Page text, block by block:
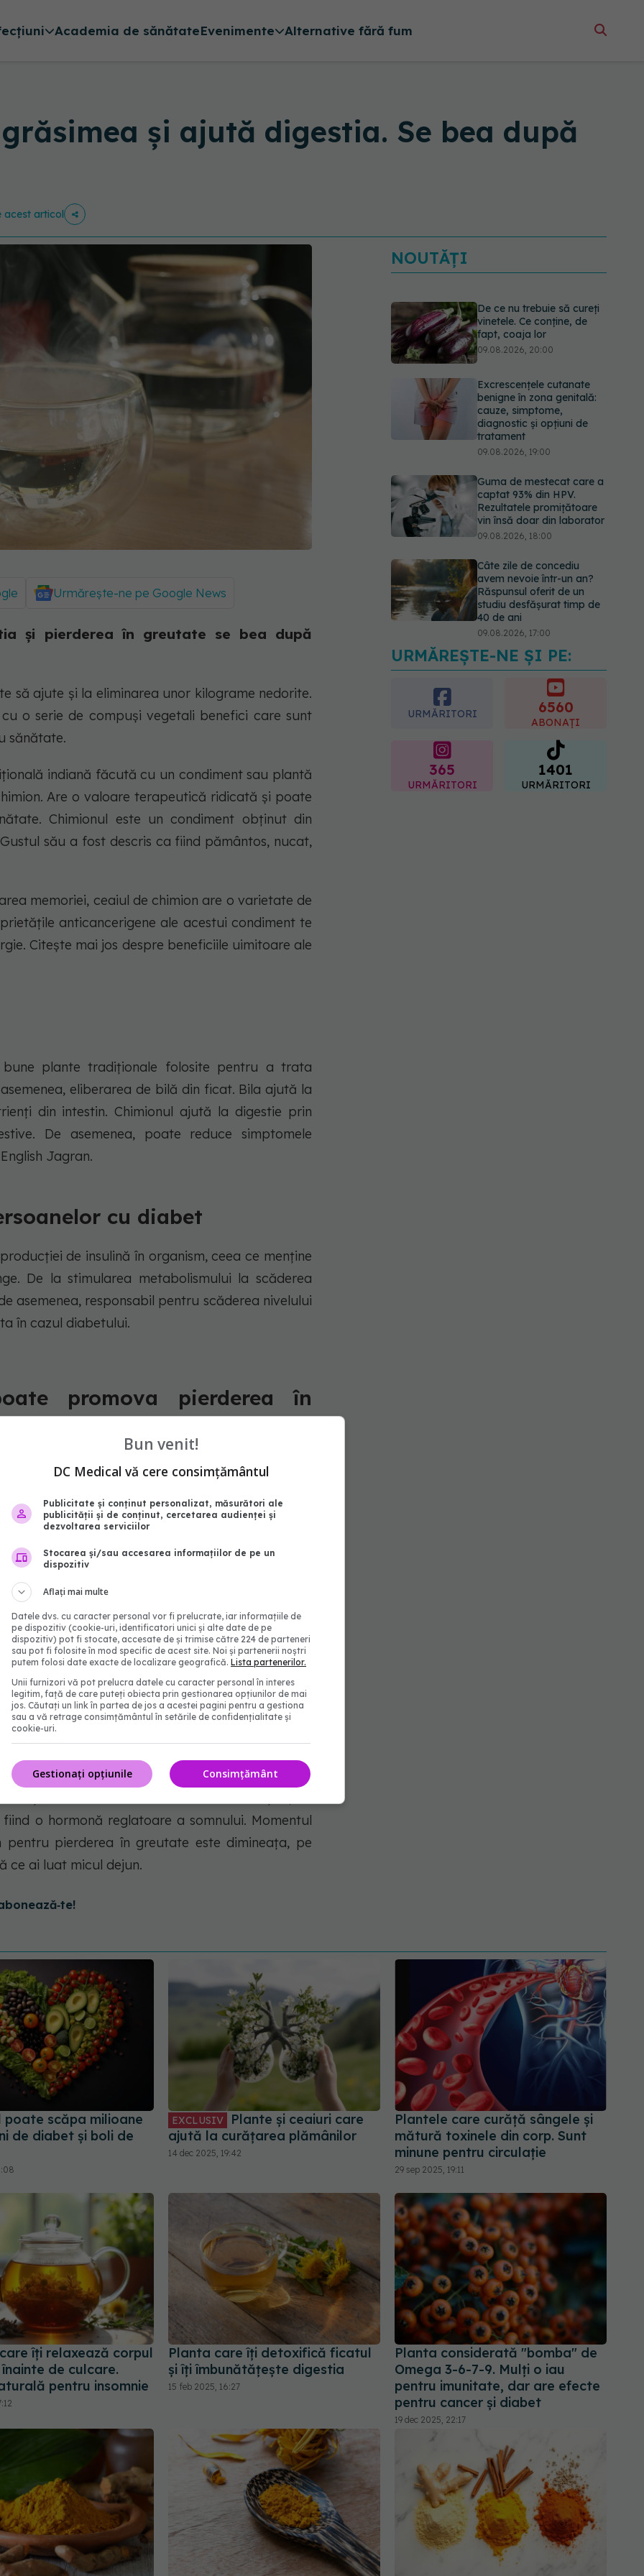
Academia de sănătateEvenimente Alternative fără fum
și ajută digestia. Se bea după
acest articol
Urmărește-ne pe Google News
și pierderea în greutate se bea după
să ajute și la eliminarea unor kilograme nedorite.
o serie de compuși vegetali benefici care sunt
sănătate.
indiană făcută cu un condiment sau plantă
Are o valoare terapeutică ridicată și poate
Chimionul este un condiment obținut din
său a fost descris ca fiind pământos, nucat,
memoriei, ceaiul de chimion are o varietate de
anticancerigene ale acestui condiment te
Citește mai jos despre beneficiile uimitoare ale
plante tradiționale folosite pentru a trata
eliberarea de bilă din ficat. Bila ajută la
din intestin. Chimionul ajută la digestie prin
De asemenea, poate reduce simptomele
Jagran.
cu diabet
de insulină în organism, ceea ce menține
De la stimularea metabolismului la scăderea
asemenea, responsabil pentru scăderea nivelului
în cazul diabetului.
promova pierderea în
sau pierderea în greutate în mod natural.
activ numit timochinonă, o substanță chimică
și antiinflamatorii. Acest component vizează
curățarea corpului de toxine.
și proprietăți antiinflamatorii, vitaminele
de chimen poate ajuta la detoxifierea corpului
esențiale cu natură hipnotică. Ele pot ușura
și ale insomniei. Ceaiul de chimen conține, de
o hormonă reglatoare a somnului. Momentul
pierderea în greutate este dimineața, pe
ce ai luat micul dejun.
NOUTĂȚI
De ce nu trebuie să cureți
vinetele. Ce conține, de
fapt, coaja lor
09.08.2026, 20:00
Excrescențele cutanate
benigne în zona genitală:
cauze, simptome,
diagnostic și opțiuni de
tratament
09.08.2026, 19:00
Guma de mestecat care a
captat 93% din HPV.
Rezultatele promițătoare
vin însă doar din laborator
09.08.2026, 18:00
Câte zile de concediu
avem nevoie într-un an?
Răspunsul oferit de un
studiu desfășurat timp de
40 de ani
09.08.2026, 17:00
Reclamele din platformele
medicale AI pot influența
medicamentelor
09.08.2026, 21:00
URMĂREȘTE-NE ȘI PE:
URMĂRITORI 6560
ABONAȚI
365
URMĂRITORI
1401
URMĂRITORI
poate scăpa milioane
de diabet și boli de
EXCLUSIV
Plante și ceaiuri care
ajută la curățarea plămânilor
14 dec 2025, 19:42
Plantele care curăță sângele și
mătură toxinele din corp. Sunt
minune pentru circulație
29 sep 2025, 19:11
îți relaxează corpul
de culcare.
pentru insomnie
Planta care îți detoxifică ficatul
și îți îmbunătățește digestia
15 feb 2025, 16:27
Planta considerată "bomba" de
Omega 3-6-7-9. Mulți o iau
pentru imunitate, dar are efecte
pentru cancer și diabet
19 dec 2025, 22:17
Bun venit!
DC Medical vă cere consimțământul
Publicitate și conținut personalizat, măsurători ale
publicității și de conținut, cercetarea audienței și
dezvoltarea serviciilor
Stocarea și/sau accesarea informațiilor de pe un
dispozitiv
Aflați mai multe
Datele dvs. cu caracter personal vor fi prelucrate, iar informațiile de
pe dispozitiv (cookie-uri, identificatori unici și alte date de pe
dispozitiv) pot fi stocate, accesate de și trimise către 224 de parteneri
sau pot fi folosite în mod specific de acest site. Noi și partenerii noștri
putem folosi date exacte de localizare geografică. Lista partenerilor.
Unii furnizori vă pot prelucra datele cu caracter personal în interes
legitim, față de care puteți obiecta prin gestionarea opțiunilor de mai
jos. Căutați un link în partea de jos a acestei pagini pentru a gestiona
sau a vă retrage consimțământul în setările de confidențialitate și
cookie-uri.
Consimțământ
Gestionați opțiunile